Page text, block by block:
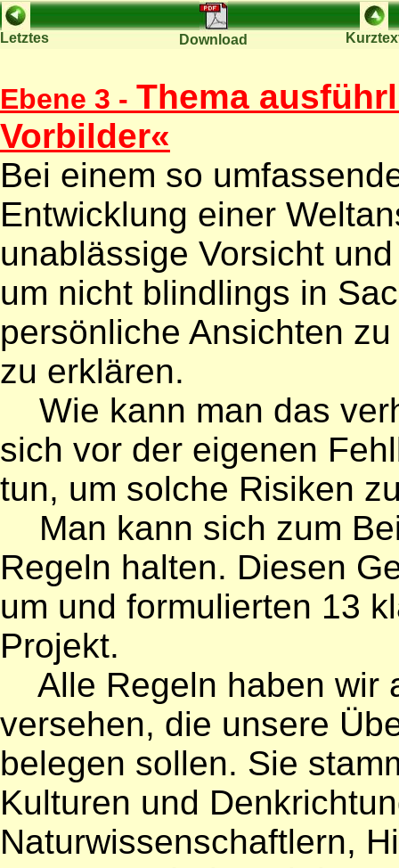
Letztes Download
Ebene 3 - Thema
Vorbilder«
Bei einem so
Entwicklung einer
unablässige Vorsicht
um nicht blindlings in
persönliche Ansichten
zu erklären.
Wie kann man das
sich vor der eigenen
tun, um solche Risiken
Man kann sich zum
Regeln halten. Diesen
um und formulierten 13
Projekt.
Alle Regeln haben wir
versehen, die unsere
belegen sollen. Sie
Kulturen und
Naturwissenschaftlern,